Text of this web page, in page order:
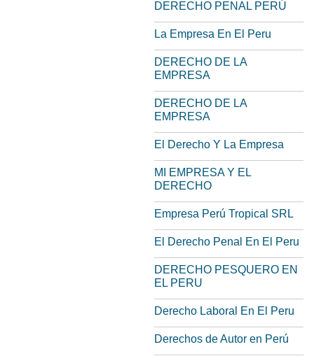
DERECHO PENAL PERÚ
La Empresa En El Peru
DERECHO DE LA
EMPRESA
DERECHO DE LA
EMPRESA
El Derecho Y La Empresa
MI EMPRESA Y EL
DERECHO
Empresa Perú Tropical SRL
El Derecho Penal En El Peru
DERECHO PESQUERO EN
EL PERU
Derecho Laboral En El Peru
Derechos de Autor en Perú